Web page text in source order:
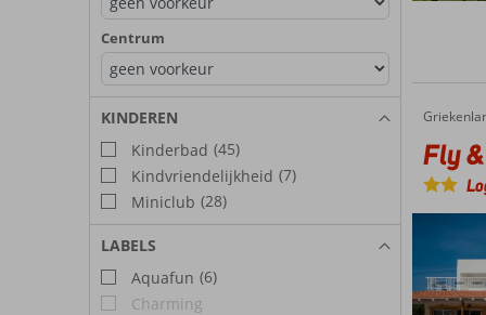
Centrum
KINDEREN
Kinderbad (45)
Kindvriendelijkheid (7)
Miniclub (28)
LABELS
Aquafun (6)
Charming
Home
Fly & Go Eleni Hotel
Fly